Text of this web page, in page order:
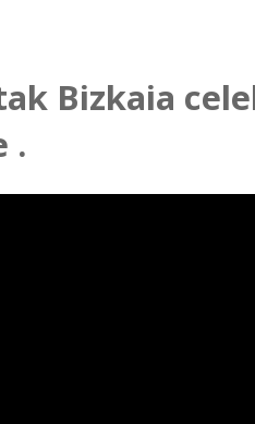
Bizkaia
.